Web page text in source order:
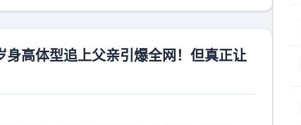
高体型追上父亲引爆全网！但真正让